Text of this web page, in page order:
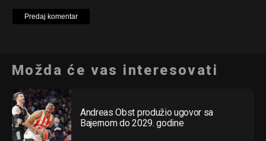
Možda će vas interesovati
Andreas Obst produžio ugovor sa
Bajernom do 2029. godine